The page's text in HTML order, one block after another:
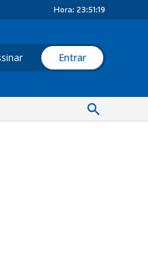
Hora:23:51:20
Entrar